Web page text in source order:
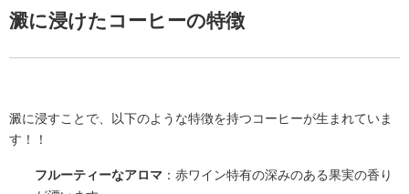
澱に浸けたコーヒーの特徴
澱に浸すことで、以下のような特徴を持つコーヒーが生まれていま
す！！
フルーティーなアロマ ：赤ワイン特有の深みのある果実の香り